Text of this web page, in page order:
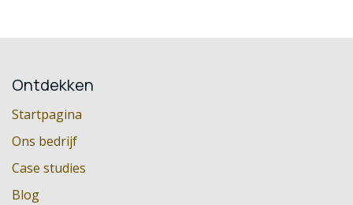
Ontdekken
Startpagina
Ons bedrijf
Case studies
Blog